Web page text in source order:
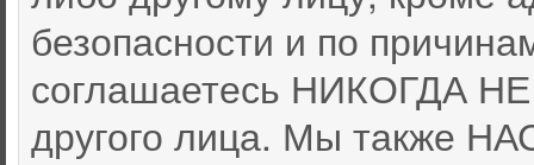
безопасности и по
соглашаетесь НИКОГДА НЕ
другого лица. Мы также